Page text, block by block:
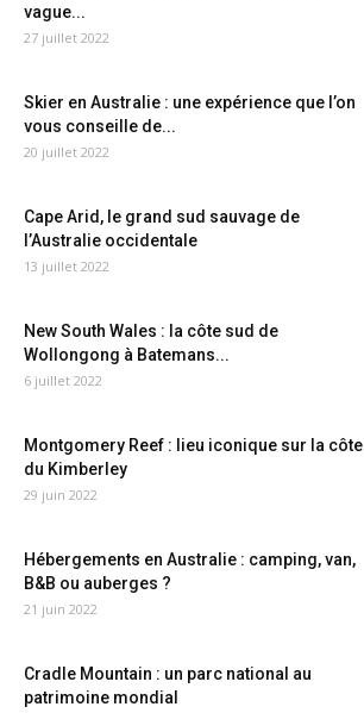
vague...
27 juillet 2022
Skier en Australie : une expérience que l’on
vous conseille de...
20 juillet 2022
Cape Arid, le grand sud sauvage de
l’Australie occidentale
13 juillet 2022
New South Wales : la côte sud de
Wollongong à Batemans...
6 juillet 2022
Montgomery Reef : lieu iconique sur la côte
du Kimberley
29 juin 2022
Hébergements en Australie : camping, van,
B&B ou auberges ?
21 juin 2022
Cradle Mountain : un parc national au
patrimoine mondial